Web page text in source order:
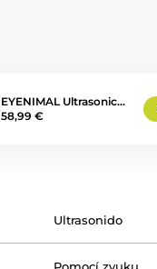
EYENIMAL Ultrasonic…
58,99 €
Ultrasonido